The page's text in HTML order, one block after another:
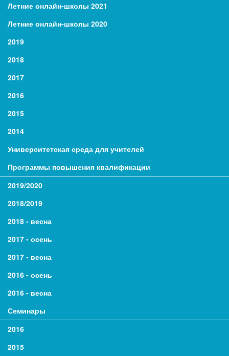
Летние онлайн-школы 2021
Летние онлайн-школы 2020
2019
2018
2017
2016
2015
2014
Университетская среда для учителей
Программы повышения квалификации
2019/2020
2018/2019
2018 - весна
2017 - осень
2017 - весна
2016 - осень
2016 - весна
Семинары
2016
2015